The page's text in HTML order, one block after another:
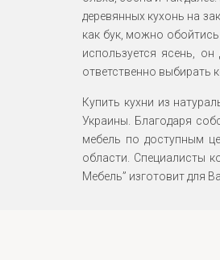
деревянных кухонь на
как бук, можно
используется ясень,
ответственно выбирать
Купить кухни из
Украины. Благодаря
мебель по доступным
области. Специалисты
Мебель” изготовит для